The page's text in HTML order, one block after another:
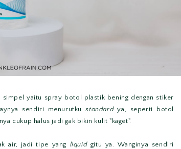
yaitu spray botol plastik bening dengan stiker
sendiri menurutkustandardya, seperti botol
cukup halus jadi gak bikin kulit "kaget".
air, jadi tipe yang liquidgitu ya. Wanginya sendiri